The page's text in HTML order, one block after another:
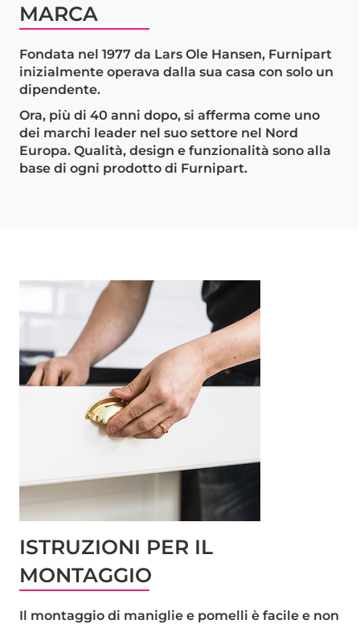
MARCA
Fondata nel 1977 da Lars Ole Hansen, Furnipart
inizialmente operava dalla sua casa con solo un
dipendente.
Ora, più di 40 anni dopo, si afferma come uno
dei marchi leader nel suo settore nel Nord
Europa. Qualità, design e funzionalità sono alla
base di ogni prodotto di Furnipart.
ISTRUZIONI PER IL
MONTAGGIO
Il montaggio di maniglie e pomelli è facile e non